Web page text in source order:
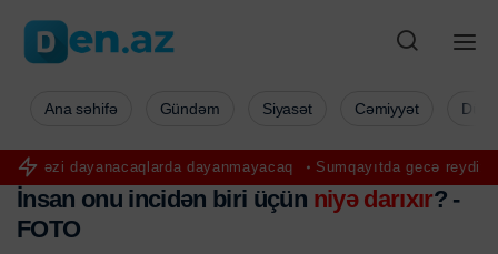
dayanmayacaq Sumqayıtda gecə reydi: Səs-küy
Ana səhifə Gündəm Siyasət Cəmiyyət
İnsan onu incidən biri üçün niyə darıxır? -
FOTO